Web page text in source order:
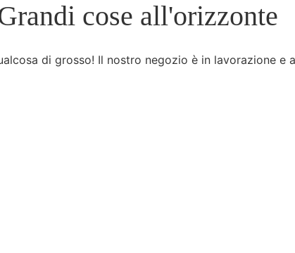
cose all'orizzonte
di grosso! Il nostro negozio è in lavorazione e